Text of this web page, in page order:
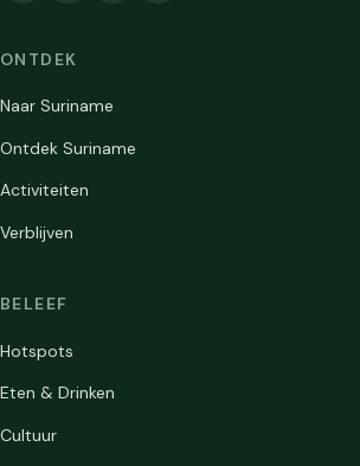
ONTDEK
Naar Suriname
Ontdek Suriname
Activiteiten
Verblijven
BELEEF
Hotspots
Eten & Drinken
Cultuur